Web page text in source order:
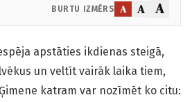
BURTU IZMĒRS A A A
apstāties ikdienas steigā,
un veltīt vairāk laika tiem,
katram var nozīmēt ko citu: